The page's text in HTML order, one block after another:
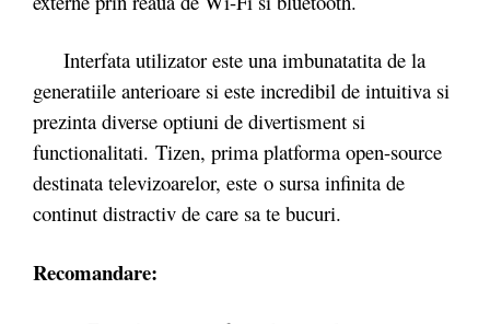
Interfata utilizator este una imbunatatita de la
generatiile anterioare si este incredibil de intuitiva si
prezinta diverse optiuni de divertisment si
functionalitati. Tizen, prima platforma open-source
destinata televizoarelor, este o sursa infinita de
continut distractiv de care sa te bucuri.
Recomandare: